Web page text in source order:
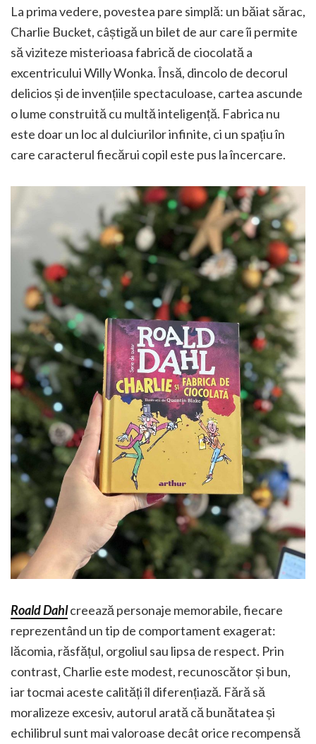
La prima vedere, povestea pare simplă: un băiat sărac,
Charlie Bucket, câștigă un bilet de aur care îi permite
să viziteze misterioasa fabrică de ciocolată a
excentricului Willy Wonka. Însă, dincolo de decorul
delicios și de invențiile spectaculoase, cartea ascunde
o lume construită cu multă inteligență. Fabrica nu
este doar un loc al dulciurilor infinite, ci un spațiu în
care caracterul fiecărui copil este pus la încercare.
Roald Dahlcreează personaje memorabile, fiecare
reprezentând un tip de comportament exagerat:
lăcomia, răsfățul, orgoliul sau lipsa de respect. Prin
contrast, Charlie este modest, recunoscător și bun,
iar tocmai aceste calități îl diferențiază. Fără să
moralizeze excesiv, autorul arată că bunătatea și
echilibrul sunt mai valoroase decât orice recompensă